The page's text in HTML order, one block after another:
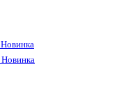
Новинка
Новинка